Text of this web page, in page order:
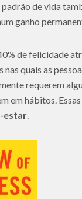
de vida
ganho
de felicidade
quais as
requerem
em hábitos. Essas
estar.